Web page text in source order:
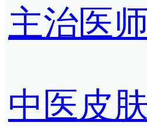
主治医师
中医皮